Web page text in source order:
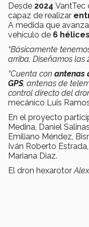
Desde 2024 VantTec
capaz de realizar
A medida que
vehículo de 6 hélices
“Básicamente
arriba. Diseñamos las
“Cuenta con antenas
GPS, antenas de
control directo del
mecánico Luis
En el proyecto
Medina, Daniel
Emiliano Méndez,
Iván Roberto
Mariana Diaz.
El dron hexarotor